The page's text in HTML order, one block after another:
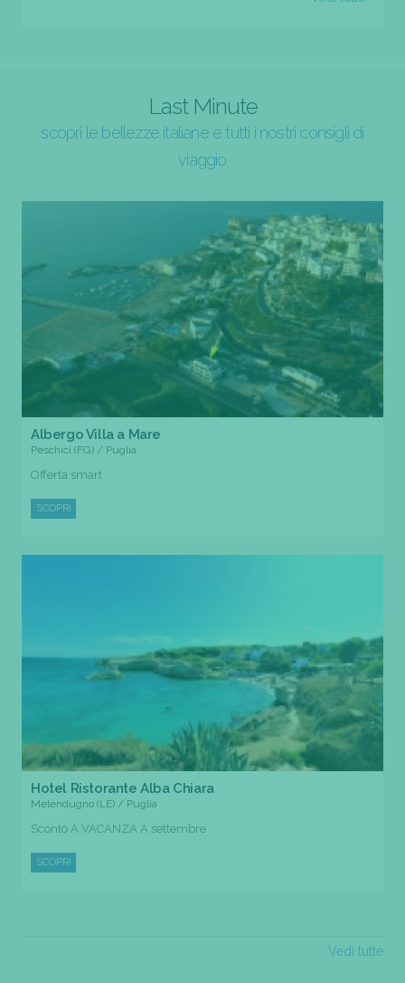
Last Minute
scopri le bellezze italiane e tutti i nostri consigli di
viaggio
Albergo Villa a Mare
Peschici (FG) / Puglia
Offerta smart
SCOPRI
Hotel Ristorante Alba Chiara
Melendugno (LE) / Puglia
Sconto A VACANZA A settembre
SCOPRI
Vedi tutte